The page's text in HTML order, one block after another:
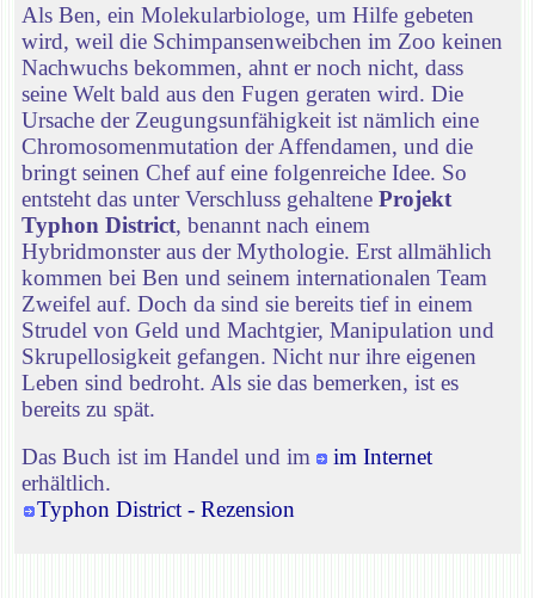
Als Ben, ein Molekularbiologe, um Hilfe gebeten
wird, weil die Schimpansenweibchen im Zoo keinen
Nachwuchs bekommen, ahnt er noch nicht, dass
seine Welt bald aus den Fugen geraten wird. Die
Ursache der Zeugungsunfähigkeit ist nämlich eine
Chromosomenmutation der Affendamen, und die
bringt seinen Chef auf eine folgenreiche Idee. So
entsteht das unter Verschluss gehaltene Projekt
Typhon District, benannt nach einem
Hybridmonster aus der Mythologie. Erst allmählich
kommen bei Ben und seinem internationalen Team
Zweifel auf. Doch da sind sie bereits tief in einem
Strudel von Geld und Machtgier, Manipulation und
Skrupellosigkeit gefangen. Nicht nur ihre eigenen
Leben sind bedroht. Als sie das bemerken, ist es
bereits zu spät.
Das Buch ist im Handel und im
im Internet
erhältlich.
Typhon District - Rezension